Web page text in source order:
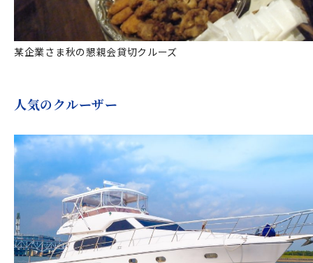
某企業さま秋の懇親会貸切クルーズ
人気のクルーザー